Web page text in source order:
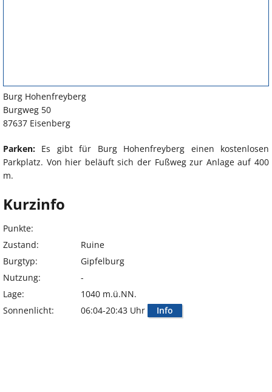
Burg Hohenfreyberg
Burgweg 50
87637 Eisenberg
Parken: Es gibt für Burg Hohenfreyberg einen kostenlosen
Parkplatz. Von hier beläuft sich der Fußweg zur Anlage auf 400
m.
Kurzinfo
Punkte:
Zustand:
Ruine
Burgtyp:
Gipfelburg
Nutzung:
-
Lage:
1040 m.ü.NN.
Sonnenlicht:
06:04-20:43 Uhr Info